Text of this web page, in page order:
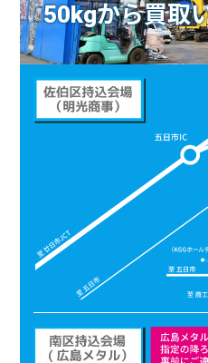
50kgから買取